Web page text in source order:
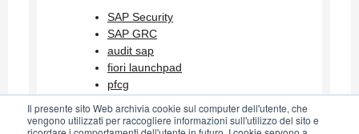
Il presente sito Web archivia cookie sul computer dell'utente, che
vengono utilizzati per raccogliere informazioni sull'utilizzo del sito e
SAP Security
SAP GRC
audit sap
fiori launchpad
pfcg